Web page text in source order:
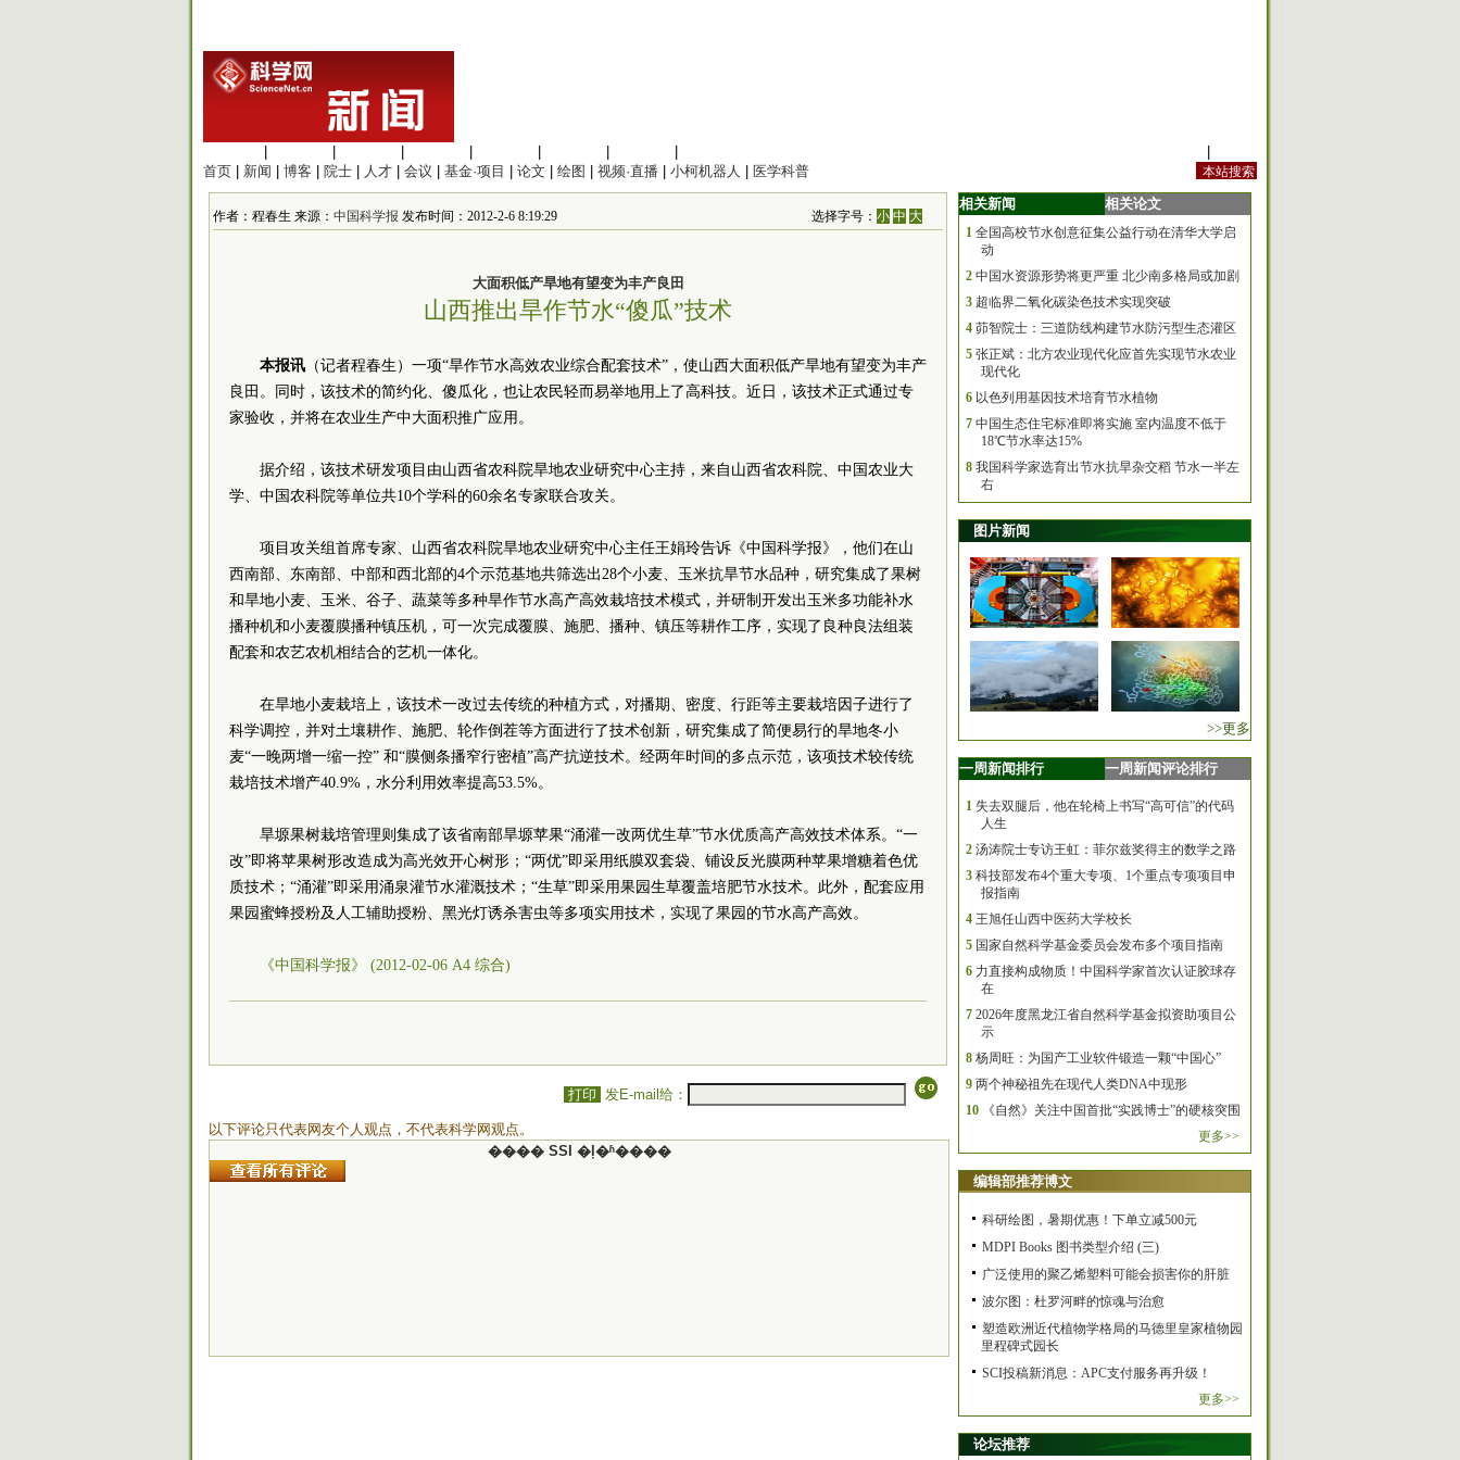
首页
新闻 博客 院士 人才 会议 基金·项目 论文 绘图 视频·直播 小柯机器人 医学科普
作者：程春生 来源： 中国科学报 发布时间：2012-2-6 8:19:29 选择字号：小 中 大
大面积低产旱地有望变为丰产良田
山西推出旱作节水“傻瓜”技术
本报讯 （记者程春生）一项“旱作节水高效农业综合配套技术”，使山西大面积低产旱地有望变为丰产
良田。同时，该技术的简约化、傻瓜化，也让农民轻而易举地用上了高科技。近日，该技术正式通过专
家验收，并将在农业生产中大面积推广应用。
据介绍，该技术研发项目由山西省农科院旱地农业研究中心主持，来自山西省农科院、中国农业大
学、中国农科院等单位共10个学科的60余名专家联合攻关。
项目攻关组首席专家、山西省农科院旱地农业研究中心主任王娟玲告诉《中国科学报》，他们在山
西南部、东南部、中部和西北部的4个示范基地共筛选出28个小麦、玉米抗旱节水品种，研究集成了果树
和旱地小麦、玉米、谷子、蔬菜等多种旱作节水高产高效栽培技术模式，并研制开发出玉米多功能补水
播种机和小麦覆膜播种镇压机，可一次完成覆膜、施肥、播种、镇压等耕作工序，实现了良种良法组装
配套和农艺农机相结合的艺机一体化。
在旱地小麦栽培上，该技术一改过去传统的种植方式，对播期、密度、行距等主要栽培因子进行了
科学调控，并对土壤耕作、施肥、轮作倒茬等方面进行了技术创新，研究集成了简便易行的旱地冬小
麦“一晚两增一缩一控” 和“膜侧条播窄行密植”高产抗逆技术。经两年时间的多点示范，该项技术较传统
栽培技术增产40.9%，水分利用效率提高53.5%。
旱塬果树栽培管理则集成了该省南部旱塬苹果“涌灌一改两优生草”节水优质高产高效技术体系。“一
改”即将苹果树形改造成为高光效开心树形；“两优”即采用纸膜双套袋、铺设反光膜两种苹果增糖着色优
质技术；“涌灌”即采用涌泉灌节水灌溉技术；“生草”即采用果园生草覆盖培肥节水技术。此外，配套应用
果园蜜蜂授粉及人工辅助授粉、黑光灯诱杀害虫等多项实用技术，实现了果园的节水高产高效。
《中国科学报》 (2012-02-06 A4 综合)
打印 发E-mail给：
以下评论只代表网友个人观点，不代表科学网观点。
���� SSI �ļ�ʱ����
相关新闻 相关论文
1 全国高校节水创意征集公益行动在清华大学启
动
2 中国水资源形势将更严重 北少南多格局或加剧
3 超临界二氧化碳染色技术实现突破
4 茆智院士：三道防线构建节水防污型生态灌区
5 张正斌：北方农业现代化应首先实现节水农业
现代化
6 以色列用基因技术培育节水植物
7 中国生态住宅标准即将实施 室内温度不低于
18℃节水率达15%
8 我国科学家选育出节水抗旱杂交稻 节水一半左
右
图片新闻
>>更多
一周新闻排行 一周新闻评论排行
1 失去双腿后，他在轮椅上书写“高可信”的代码
人生
2 汤涛院士专访王虹：菲尔兹奖得主的数学之路
3 科技部发布4个重大专项、1个重点专项项目申
报指南
4 王旭任山西中医药大学校长
5 国家自然科学基金委员会发布多个项目指南
6 力直接构成物质！中国科学家首次认证胶球存
在
7 2026年度黑龙江省自然科学基金拟资助项目公
示
8 杨周旺：为国产工业软件锻造一颗“中国心”
9 两个神秘祖先在现代人类DNA中现形
10
《自然》关注中国首批“实践博士”的硬核突围
更多>>
编辑部推荐博文
科研绘图，暑期优惠！下单立减500元
MDPI Books 图书类型介绍 (三)
广泛使用的聚乙烯塑料可能会损害你的肝脏
波尔图：杜罗河畔的惊魂与治愈
塑造欧洲近代植物学格局的马德里皇家植物园
里程碑式园长
SCI投稿新消息：APC支付服务再升级！
更多>>
论坛推荐